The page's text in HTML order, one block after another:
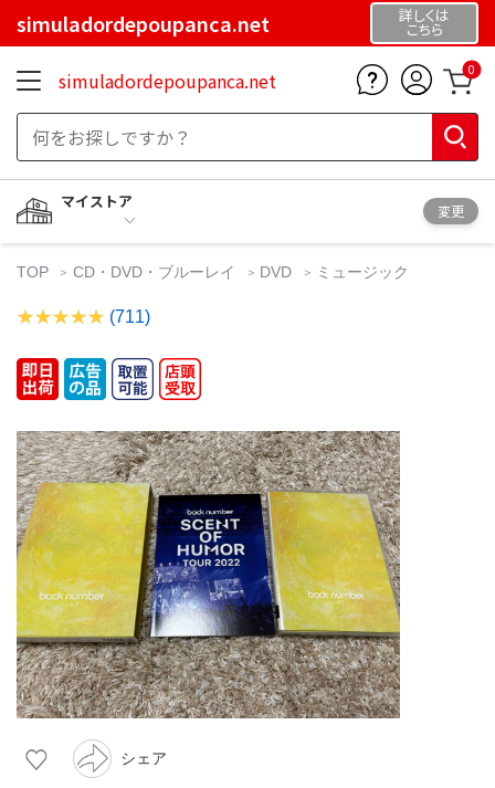
simuladordepoupanca.net 詳しくは
こちら
simuladordepoupanca.net 0
マイストア
変更
TOP CD・DVD・ブルーレイ DVD ミュージック
(711)
シェア